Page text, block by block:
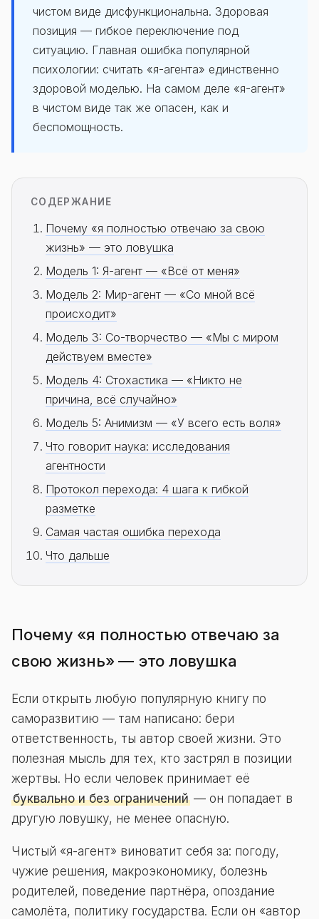
чистом виде дисфункциональна. Здоровая
позиция — гибкое переключение под
ситуацию. Главная ошибка популярной
психологии: считать «я-агента» единственно
здоровой моделью. На самом деле «я-агент»
в чистом виде так же опасен, как и
беспомощность.
СОДЕРЖАНИЕ
Почему «я полностью отвечаю за свою
жизнь» — это ловушка
Модель 1: Я-агент — «Всё от меня»
Модель 2: Мир-агент — «Со мной всё
происходит»
Модель 3: Со-творчество — «Мы с миром
действуем вместе»
Модель 4: Стохастика — «Никто не
причина, всё случайно»
Модель 5: Анимизм — «У всего есть воля»
Что говорит наука: исследования
агентности
Протокол перехода: 4 шага к гибкой
разметке
Самая частая ошибка перехода
Что дальше
Почему «я полностью отвечаю за
свою жизнь» — это ловушка
Если открыть любую популярную книгу по
саморазвитию — там написано: бери
ответственность, ты автор своей жизни. Это
полезная мысль для тех, кто застрял в позиции
жертвы. Но если человек принимает её
буквально и без ограничений — он попадает в
другую ловушку, не менее опасную.
Чистый «я-агент» виноватит себя за: погоду,
чужие решения, макроэкономику, болезнь
родителей, поведение партнёра, опоздание
самолёта, политику государства. Если он «автор